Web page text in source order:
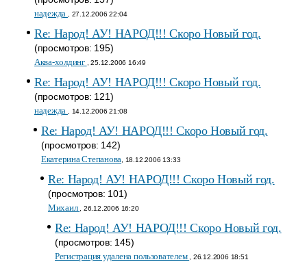
надежда , 27.12.2006 22:04
Re: Народ! АУ! НАРОД!!! Скоро Новый год.
(просмотров: 195)
Аква-холдинг , 25.12.2006 16:49
Re: Народ! АУ! НАРОД!!! Скоро Новый год.
(просмотров: 121)
надежда , 14.12.2006 21:08
Re: Народ! АУ! НАРОД!!! Скоро Новый год.
(просмотров: 142)
Екатерина Степанова , 18.12.2006 13:33
Re: Народ! АУ! НАРОД!!! Скоро Новый год.
(просмотров: 101)
Михаил , 26.12.2006 16:20
Re: Народ! АУ! НАРОД!!! Скоро Новый год.
(просмотров: 145)
Регистрация удалена пользователем , 26.12.2006 18:51